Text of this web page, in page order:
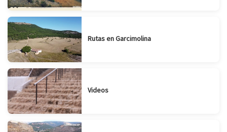
Rutas en Garcimolina
Videos